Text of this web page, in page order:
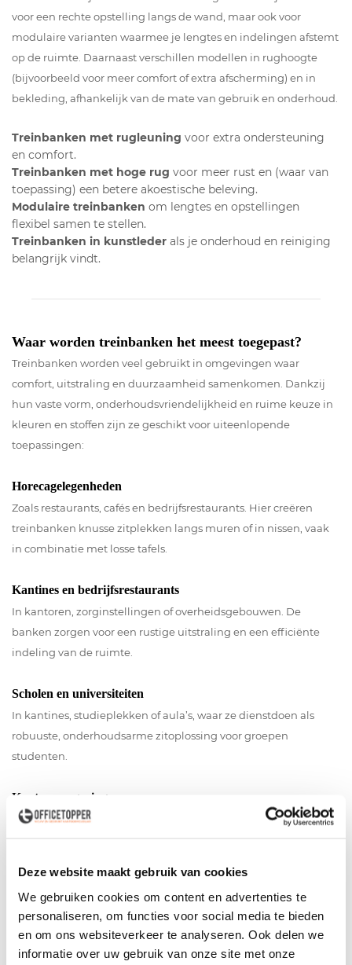
Deze website maakt gebruik van cookies
We gebruiken cookies om content en advertenties te
personaliseren, om functies voor social media te bieden
en om ons websiteverkeer te analyseren. Ook delen we
informatie over uw gebruik van onze site met onze
voor een rechte opstelling langs de wand, maar ook voor
modulaire varianten waarmee je lengtes en indelingen afstemt
op de ruimte. Daarnaast verschillen modellen in rughoogte
(bijvoorbeeld voor meer comfort of extra afscherming) en in
bekleding, afhankelijk van de mate van gebruik en onderhoud.
Treinbanken met rugleuning voor extra ondersteuning
en comfort.
Treinbanken met hoge rug voor meer rust en (waar van
toepassing) een betere akoestische beleving.
Modulaire treinbanken om lengtes en opstellingen
flexibel samen te stellen.
Treinbanken in kunstleder als je onderhoud en reiniging
belangrijk vindt.
Waar worden treinbanken het meest toegepast?
Treinbanken worden veel gebruikt in omgevingen waar
comfort, uitstraling en duurzaamheid samenkomen. Dankzij
hun vaste vorm, onderhoudsvriendelijkheid en ruime keuze in
kleuren en stoffen zijn ze geschikt voor uiteenlopende
toepassingen:
Horecagelegenheden
Zoals restaurants, cafés en bedrijfsrestaurants. Hier creëren
treinbanken knusse zitplekken langs muren of in nissen, vaak
in combinatie met losse tafels.
Kantines en bedrijfsrestaurants
In kantoren, zorginstellingen of overheidsgebouwen. De
banken zorgen voor een rustige uitstraling en een efficiënte
indeling van de ruimte.
Scholen en universiteiten
In kantines, studieplekken of aula’s, waar ze dienstdoen als
robuuste, onderhoudsarme zitoplossing voor groepen
studenten.
Kantooromgevingen
Als informele overlegplek, wachtplek bij de receptie of als zitje
Openbare ruimtes
Zoals bibliotheken, wachtruimtes of gemeentehuizen. Hier
bieden treinbanken een praktische zitoplossing die bestand is
tegen intensief gebruik.